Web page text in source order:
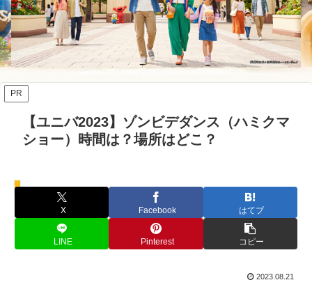
PR
【ユニバ2023】ゾンビデダンス（ハミクマ
ショー）時間は？場所はどこ？
イベント
X Facebook はてブ
LINE Pinterest コピー
2023.08.21